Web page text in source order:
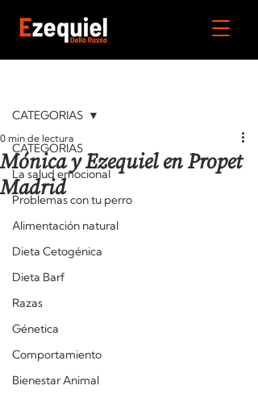
CATEGORIAS
La salud emocional
Problemas con tu perro
Alimentación natural
Dieta Cetogénica
Dieta Barf
Razas
Génetica
Comportamiento
Bienestar Animal
CATEGORIAS
Mónica y Ezequiel en Propet
Madrid
0 min de lectura